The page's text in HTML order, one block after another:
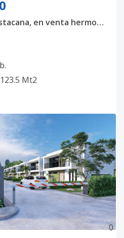
Paseo del sendero, Vistacana, en venta hermosas villas unifamiliares donde podras creas hermosos recuerdos en familia!
123.5 Mt2
0